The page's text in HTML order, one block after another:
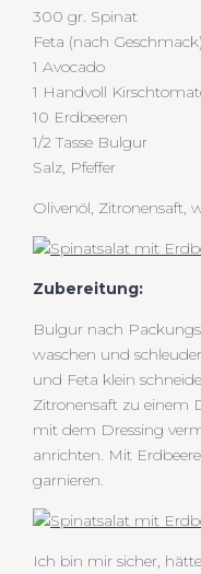
300 gr. Spinat
Feta (nach Geschmack)
1 Avocado
1 Handvoll
10 Erdbeeren
1/2 Tasse Bulgur
Salz, Pfeffer
Olivenöl, Zitronensaft,
Zubereitung:
Bulgur nach
waschen und
und Feta klein
Zitronensaft zu einem
mit dem Dressing
anrichten. Mit
garnieren.
Ich bin mir sicher,